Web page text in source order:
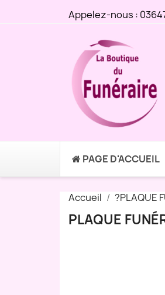
Appelez-nous :
PAGE D'ACCUEIL
Accueil ?PLAQUE
PLAQUE